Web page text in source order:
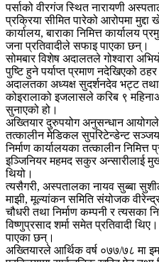
पर्साको वीरगंज स्थित नारायणी
प्रक्रिया सीमित पारेको आरोपमा मुद्दा
कार्यालय, बाराका निमित्त कार्यालय
जना प्रतिवादीले सफाइ पाएका छन्।
सोमबार विशेष अदालतले गोश्वारा
पुष्टि हुने पर्याप्त प्रमाण नदेखिएको
अदालतका अध्यक्ष सुदर्शनदेव भट्ट
कोइरालाको इजलासले करिब ९
सुनाएको हो।
अख्तियार दुरुपयोग अनुसन्धान
तत्कालीन मेडिकल सुपरिटेन्डेन्ट
निर्माण कार्यालयका तत्कालीन
इञ्जिनियर महमद सकुर अन्सारीलाई
थियो।
त्यसैगरी, अस्पतालका नायव सुब्बा
माझी, मूल्यांकन समिति संयोजक
चौधरी तथा निर्माण कम्पनी र त्यसका
विष्णुप्रसाद शर्मा समेत प्रतिवादी
पाएका छन्।
अख्तियारले आर्थिक वर्ष ०७७/७८ मा